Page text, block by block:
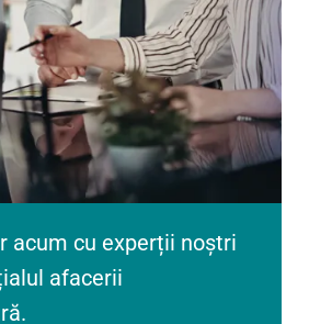
acum cu experții noștri
afacerii